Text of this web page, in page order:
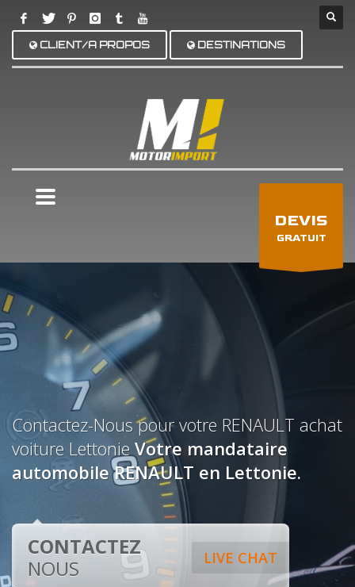
CLIENT/A PROPOS DESTINATIONS
DEVIS
GRATUIT
Contactez-Nous pour votre RENAULT achat
voiture LettonieVotre mandataire
automobile RENAULT en Lettonie.
LIVE CHAT
CONTACTEZ
NOUS